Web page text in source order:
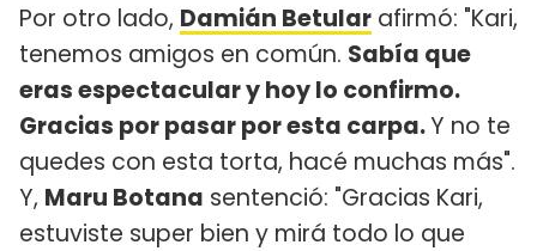
Por otro lado, Damián Betular afirmó: "Kari,
tenemos amigos en común. Sabía que
eras espectacular y hoy lo confirmo.
Gracias por pasar por esta carpa.Y no te
quedes con esta torta, hacé muchas más".
Y, Maru Botana sentenció: "Gracias Kari,
estuviste super bien y mirá todo lo que